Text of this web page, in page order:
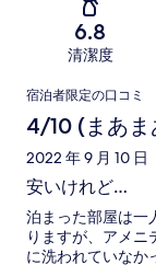
6.8
清潔度
口
コ
ミ
宿泊者限定の口コミ
4/10 (まあま
2022 年 9 月 10 日
安いけれど…
泊まった部屋は一
りますが、アメ
に洗われていなか